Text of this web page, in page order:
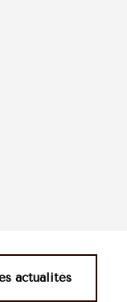
actualités